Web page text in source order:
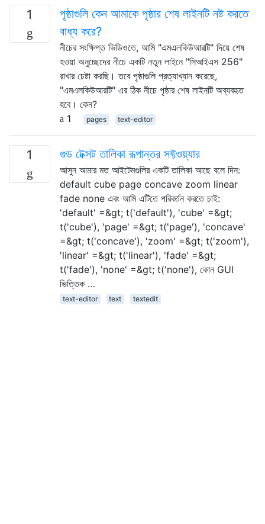
1
পৃষ্ঠাগুলি কেন আমাকে পৃষ্ঠার শেষ লাইনটি নষ্ট করতে
বাধ্য করে?
নীচের সংক্ষিপ্ত ভিডিওতে, আমি "এমএলকিউআরটি" দিয়ে শেষ
হওয়া অনুচ্ছেদের নীচে একটি নতুন লাইনে "সিআইএস 256"
রাখার চেষ্টা করছি। তবে পৃষ্ঠাগুলি প্রত্যাখ্যান করেছে,
"এমএলকিউআরটি" এর ঠিক নীচে পৃষ্ঠার শেষ লাইনটি অব্যবহৃত
হবে। কেন?
1
pages text-editor
1 গুড টেক্সট তালিকা রূপান্তর সফ্টওয়্যার
আসুন আমার মত আইটেমগুলির একটি তালিকা আছে বলে দিন:
default cube page concave zoom linear
fade none এবং আমি এটিতে পরিবর্তন করতে চাই:
'default' =&gt; t('default'), 'cube' =&gt;
t('cube'), 'page' =&gt; t('page'), 'concave'
=&gt; t('concave'), 'zoom' =&gt; t('zoom'),
'linear' =&gt; t('linear'), 'fade' =&gt;
t('fade'), 'none' =&gt; t('none'), কোন GUI
ভিত্তিক …
text-editor text textedit